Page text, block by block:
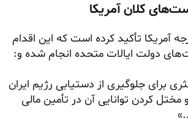
کلان آمریکا
آمریکا تأکید کرده است که این اقدام
دولت ایالات متحده انجام شده و:
برای جلوگیری از دستیابی رژیم ایران
کردن توانایی آن در تأمین مالی